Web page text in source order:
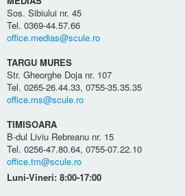
Sos. Sibiului nr. 45
Tel. 0369-44.57.66
office.medias@scule.ro
TARGU MURES
Str. Gheorghe Doja nr. 107
Tel. 0265-26.44.33, 0755-35.35.35
office.ms@scule.ro
TIMISOARA
B-dul Liviu Rebreanu nr. 15
Tel. 0256-47.80.64, 0755-07.22.10
office.tm@scule.ro
Luni-Vineri: 8:00-17:00